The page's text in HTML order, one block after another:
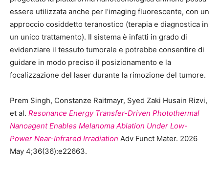
essere utilizzata anche per l’imaging fluorescente, con un
approccio cosiddetto teranostico (terapia e diagnostica in
un unico trattamento). Il sistema è infatti in grado di
evidenziare il tessuto tumorale e potrebbe consentire di
guidare in modo preciso il posizionamento e la
focalizzazione del laser durante la rimozione del tumore.
Prem Singh, Constanze Raitmayr, Syed Zaki Husain Rizvi,
et al. Resonance Energy Transfer-Driven Photothermal
Nanoagent Enables Melanoma Ablation Under Low-
Power Near-Infrared Irradiation Adv Funct Mater. 2026
May 4;36(36):e22663.